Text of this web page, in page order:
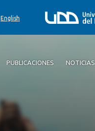
English
PUBLICACIONES NOTICIAS